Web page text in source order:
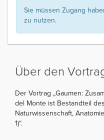
Sie müssen Zugang
zu nutzen.
Über den
Der Vortrag „Gaumen:
del Monte ist Bestandteil
Naturwissenschaft,
1)“.